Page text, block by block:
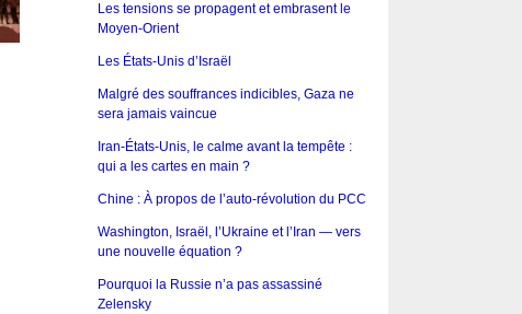
Les tensions se propagent et embrasent le
Moyen-Orient
Les États-Unis d’Israël
Malgré des souffrances indicibles, Gaza ne
sera jamais vaincue
Iran-États-Unis, le calme avant la tempête :
qui a les cartes en main ?
Chine : À propos de l’auto-révolution du PCC
Washington, Israël, l’Ukraine et l’Iran — vers
une nouvelle équation ?
Pourquoi la Russie n’a pas assassiné
Zelensky